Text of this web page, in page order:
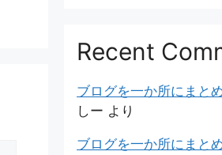
Recent
ブログを一か所にまと
しー より
ブログを一か所にまと